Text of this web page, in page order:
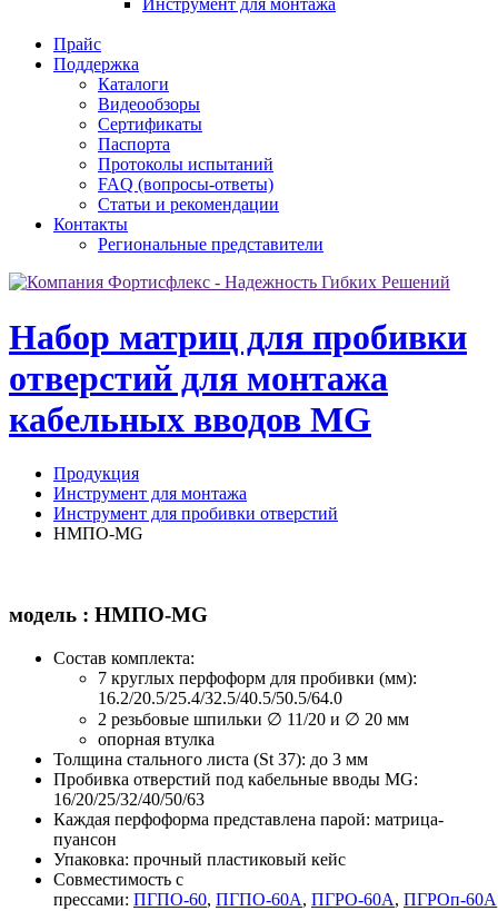
Инструмент для монтажа
Прайс
Поддержка
Каталоги
Видеообзоры
Сертификаты
Паспорта
Протоколы испытаний
FAQ (вопросы-ответы)
Статьи и рекомендации
Контакты
Региональные представители
Набор матриц для пробивки
отверстий для монтажа
кабельных вводов MG
Продукция
Инструмент для монтажа
Инструмент для пробивки отверстий
НМПО-MG
модель : НМПО-MG
Состав комплекта:
7 круглых перфоформ для пробивки (мм):
16.2/20.5/25.4/32.5/40.5/50.5/64.0
2 резьбовые шпильки ∅ 11/20 и ∅ 20 мм
опорная втулка
Толщина стального листа (St 37): до 3 мм
Пробивка отверстий под кабельные вводы MG:
16/20/25/32/40/50/63
Каждая перфоформа представлена парой: матрица-
пуансон
Упаковка: прочный пластиковый кейс
Совместимость с
прессами: ПГПО-60, ПГПО-60А, ПГРО-60А, ПГРОп-60А